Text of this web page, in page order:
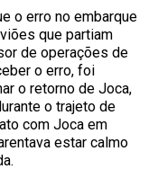
o erro no embarque
que partiam
de operações de
o erro, foi
o retorno de Joca,
o trajeto de
com Joca em
estar calmo